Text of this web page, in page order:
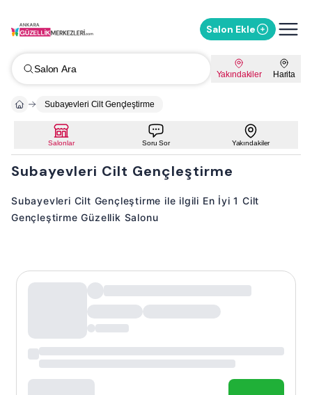
Salon Ekle
Salon Ara Yakındakiler Harita
Subayevleri Cilt Gençleştirme
Salonlar Soru Sor Yakındakiler
Subayevleri Cilt Gençleştirme
Subayevleri Cilt Gençleştirme ile ilgili En İyi 1 Cilt
Gençleştirme Güzellik Salonu